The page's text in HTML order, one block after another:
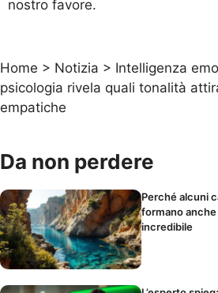
nostro favore.
Home > Notizia > Intelligenza
psicologia rivela quali tonalità
empatiche
Da non perdere
Perché alcuni
formano
incredibile